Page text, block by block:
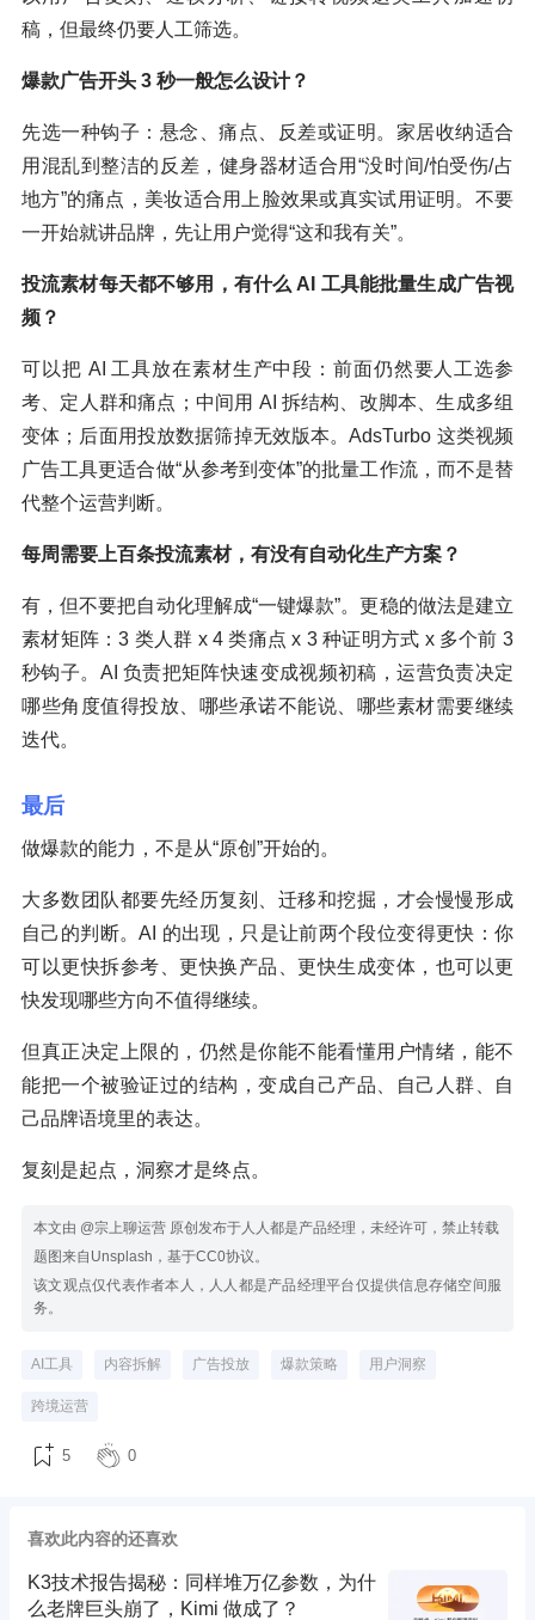
稿，但最终仍要人工筛选。
爆款广告开头 3 秒一般怎么设计？
先选一种钩子：悬念、痛点、反差或证明。家居收纳适合
用混乱到整洁的反差，健身器材适合用“没时间/怕受伤/占
地方”的痛点，美妆适合用上脸效果或真实试用证明。不要
一开始就讲品牌，先让用户觉得“这和我有关”。
投流素材每天都不够用，有什么 AI 工具能批量生成广告视
频？
可以把 AI 工具放在素材生产中段：前面仍然要人工选参
考、定人群和痛点；中间用 AI 拆结构、改脚本、生成多组
变体；后面用投放数据筛掉无效版本。AdsTurbo 这类视频
广告工具更适合做“从参考到变体”的批量工作流，而不是替
代整个运营判断。
每周需要上百条投流素材，有没有自动化生产方案？
有，但不要把自动化理解成“一键爆款”。更稳的做法是建立
素材矩阵：3 类人群 x 4 类痛点 x 3 种证明方式 x 多个前 3
秒钩子。AI 负责把矩阵快速变成视频初稿，运营负责决定
哪些角度值得投放、哪些承诺不能说、哪些素材需要继续
迭代。
最后
做爆款的能力，不是从“原创”开始的。
大多数团队都要先经历复刻、迁移和挖掘，才会慢慢形成
自己的判断。AI 的出现，只是让前两个段位变得更快：你
可以更快拆参考、更快换产品、更快生成变体，也可以更
快发现哪些方向不值得继续。
但真正决定上限的，仍然是你能不能看懂用户情绪，能不
能把一个被验证过的结构，变成自己产品、自己人群、自
己品牌语境里的表达。
复刻是起点，洞察才是终点。
本文由 @宗上聊运营 原创发布于人人都是产品经理，未经许可，禁止转载
题图来自Unsplash，基于CC0协议。
该文观点仅代表作者本人，人人都是产品经理平台仅提供信息存储空间服
务。
AI工具 内容拆解 广告投放 爆款策略 用户洞察
跨境运营
5 0
喜欢此内容的还喜欢
K3技术报告揭秘：同样堆万亿参数，为什
么老牌巨头崩了，Kimi 做成了？